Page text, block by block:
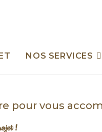
NOS SERVICES
pour vous
!